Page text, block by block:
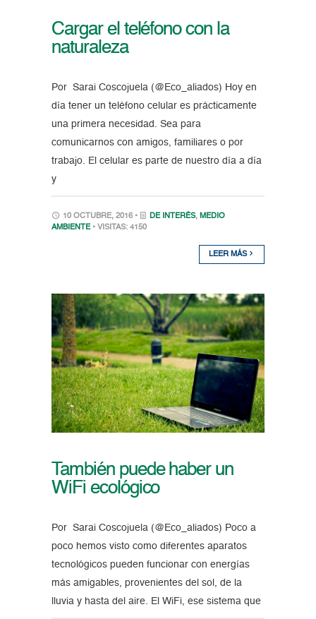
Cargar el teléfono con la
naturaleza
Por Sarai Coscojuela (@Eco_aliados) Hoy en
día tener un teléfono celular es prácticamente
una primera necesidad. Sea para
comunicarnos con amigos, familiares o por
trabajo. El celular es parte de nuestro día a día
y
10 OCTUBRE, 2016 • DE INTERÉS, MEDIO
AMBIENTE • VISITAS: 4150
LEER MÁS
También puede haber un
WiFi ecológico
Por Sarai Coscojuela (@Eco_aliados) Poco a
poco hemos visto como diferentes aparatos
tecnológicos pueden funcionar con energías
más amigables, provenientes del sol, de la
lluvia y hasta del aire. El WiFi, ese sistema que